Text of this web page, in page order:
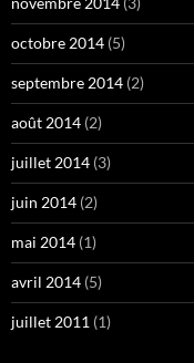
octobre 2014 (5)
septembre 2014 (2)
août 2014 (2)
juillet 2014 (3)
juin 2014 (2)
mai 2014 (1)
avril 2014 (5)
juillet 2011 (1)